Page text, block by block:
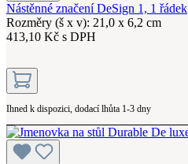
Nástěnné značení DeSign 1, 1 řádek
Rozměry (š x v): 21,0 x 6,2 cm
413,10 Kč s DPH
Ihned k dispozici, dodací lhůta 1-3 dny